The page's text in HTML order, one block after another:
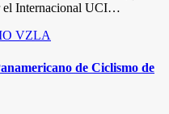
el Internacional UCI…
VZLA
de Ciclismo de